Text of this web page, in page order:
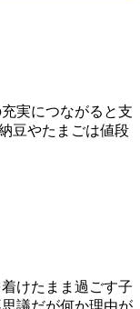
実につながると支
豆やたまごは値段
けたまま過ごす子